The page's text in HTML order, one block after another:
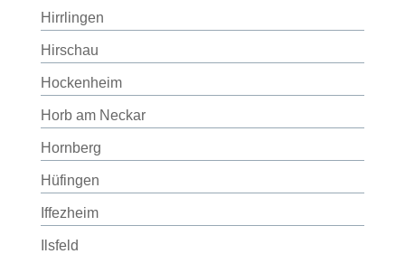
Hirrlingen
Hirschau
Hockenheim
Horb am Neckar
Hornberg
Hüfingen
Iffezheim
Ilsfeld